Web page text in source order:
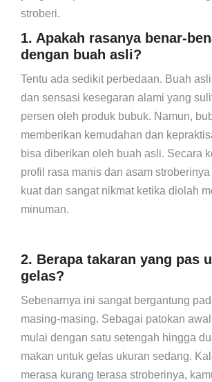
stroberi.
1. Apakah rasanya benar-
dengan buah asli?
Tentu ada sedikit perbedaan. Buah
dan sensasi kesegaran alami yang
persen oleh produk bubuk. Namun,
memberikan kemudahan dan
bisa diberikan oleh buah asli. Secara
profil rasa manis dan asam
kuat dan sangat nikmat ketika diolah
minuman.
2. Berapa takaran yang pas
gelas?
Sebenarnya ini sangat bergantung
masing-masing. Sebagai patokan
mulai dengan satu setengah hingga
makan untuk gelas ukuran sedang.
merasa kurang terasa stroberinya,